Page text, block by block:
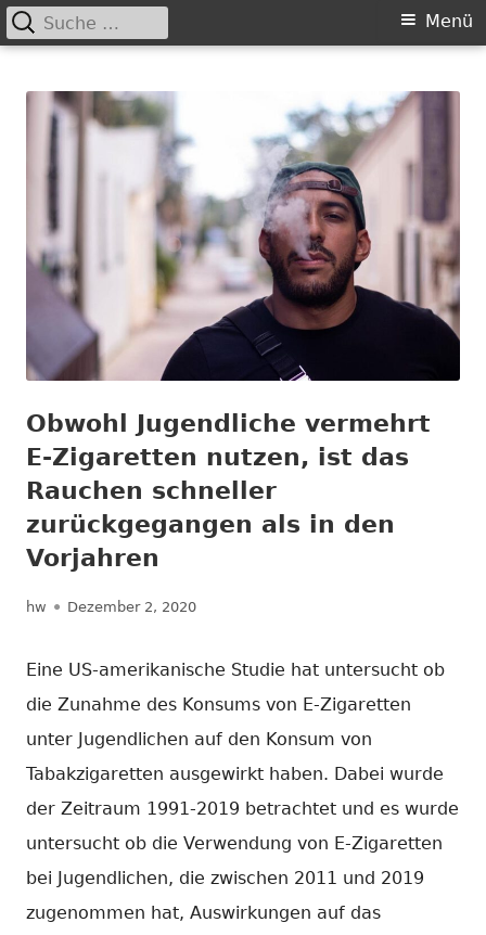
Primäres
Menü
Suche
nach:
Obwohl Jugendliche vermehrt
E-Zigaretten nutzen, ist das
Rauchen schneller
zurückgegangen als in den
Vorjahren
Autor
hw Veröffentlicht
Dezember 2, 2020
Eine US-amerikanische Studie hat untersucht ob
die Zunahme des Konsums von E-Zigaretten
unter Jugendlichen auf den Konsum von
Tabakzigaretten ausgewirkt haben. Dabei wurde
der Zeitraum 1991-2019 betrachtet und es wurde
untersucht ob die Verwendung von E-Zigaretten
bei Jugendlichen, die zwischen 2011 und 2019
zugenommen hat, Auswirkungen auf das